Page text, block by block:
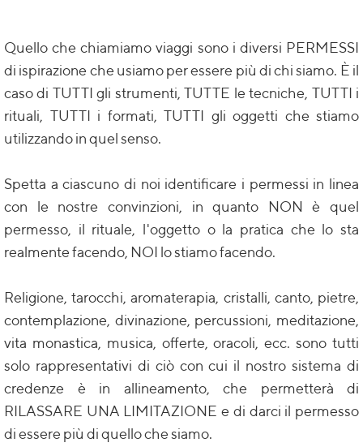
Quello che chiamiamo viaggi sono i diversi PERMESSI
di ispirazione che usiamo per essere più di chi siamo. È il
caso di TUTTI gli strumenti, TUTTE le tecniche, TUTTI i
rituali, TUTTI i formati, TUTTI gli oggetti che stiamo
utilizzando in quel senso.
Spetta a ciascuno di noi identificare i permessi in linea
con le nostre convinzioni, in quanto NON è quel
permesso, il rituale, l'oggetto o la pratica che lo sta
realmente facendo, NOI lo stiamo facendo.
Religione, tarocchi, aromaterapia, cristalli, canto, pietre,
contemplazione, divinazione, percussioni, meditazione,
vita monastica, musica, offerte, oracoli, ecc. sono tutti
solo rappresentativi di ciò con cui il nostro sistema di
credenze è in allineamento, che permetterà di
RILASSARE UNA LIMITAZIONE e di darci il permesso
di essere più di quello che siamo.